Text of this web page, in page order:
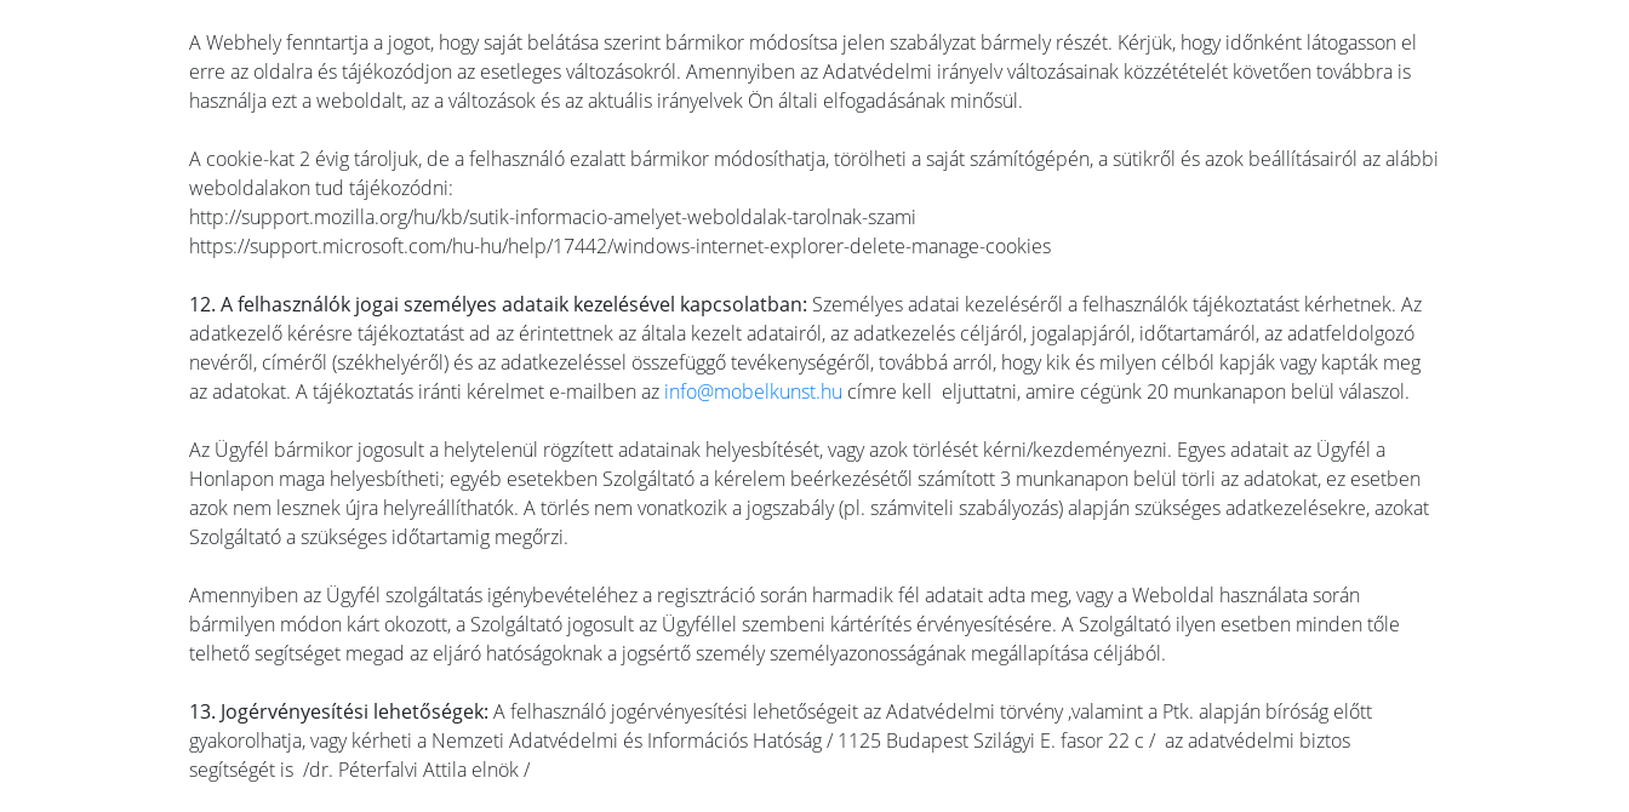
A Webhely fenntartja a jogot, hogy saját belátása szerint bármikor módosítsa jelen szabályzat bármely részét. Kérjük, hogy időnként látogasson el
erre az oldalra és tájékozódjon az esetleges változásokról. Amennyiben az Adatvédelmi irányelv változásainak közzétételét követően továbbra is
használja ezt a weboldalt, az a változások és az aktuális irányelvek Ön általi elfogadásának minősül.
A cookie-kat 2 évig tároljuk, de a felhasználó ezalatt bármikor módosíthatja, törölheti a saját számítógépén, a sütikről és azok beállításairól az alábbi
weboldalakon tud tájékozódni:
http://support.mozilla.org/hu/kb/sutik-informacio-amelyet-weboldalak-tarolnak-szami
https://support.microsoft.com/hu-hu/help/17442/windows-internet-explorer-delete-manage-cookies
12. A felhasználók jogai személyes adataik kezelésével kapcsolatban: Személyes adatai kezeléséről a felhasználók tájékoztatást kérhetnek. Az
adatkezelő kérésre tájékoztatást ad az érintettnek az általa kezelt adatairól, az adatkezelés céljáról, jogalapjáról, időtartamáról, az adatfeldolgozó
nevéről, címéről (székhelyéről) és az adatkezeléssel összefüggő tevékenységéről, továbbá arról, hogy kik és milyen célból kapják vagy kapták meg
az adatokat. A tájékoztatás iránti kérelmet e-mailben az info@mobelkunst.hu címre kell eljuttatni, amire cégünk 20 munkanapon belül válaszol.
Az Ügyfél bármikor jogosult a helytelenül rögzített adatainak helyesbítését, vagy azok törlését kérni/kezdeményezni. Egyes adatait az Ügyfél a
Honlapon maga helyesbítheti; egyéb esetekben Szolgáltató a kérelem beérkezésétől számított 3 munkanapon belül törli az adatokat, ez esetben
azok nem lesznek újra helyreállíthatók. A törlés nem vonatkozik a jogszabály (pl. számviteli szabályozás) alapján szükséges adatkezelésekre, azokat
Szolgáltató a szükséges időtartamig megőrzi.
Amennyiben az Ügyfél szolgáltatás igénybevételéhez a regisztráció során harmadik fél adatait adta meg, vagy a Weboldal használata során
bármilyen módon kárt okozott, a Szolgáltató jogosult az Ügyféllel szembeni kártérítés érvényesítésére. A Szolgáltató ilyen esetben minden tőle
telhető segítséget megad az eljáró hatóságoknak a jogsértő személy személyazonosságának megállapítása céljából.
13. Jogérvényesítési lehetőségek: A felhasználó jogérvényesítési lehetőségeit az Adatvédelmi törvény ,valamint a Ptk. alapján bíróság előtt
gyakorolhatja, vagy kérheti a Nemzeti Adatvédelmi és Információs Hatóság / 1125 Budapest Szilágyi E. fasor 22 c / az adatvédelmi biztos
segítségét is /dr. Péterfalvi Attila elnök /